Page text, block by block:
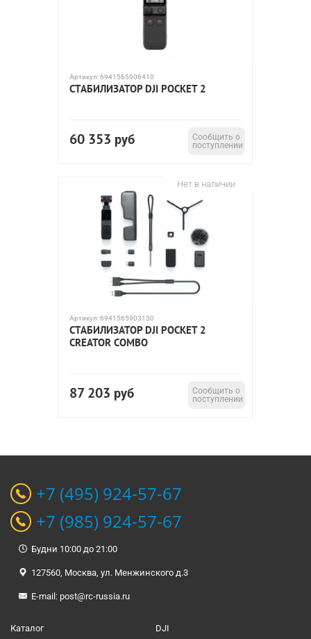
Артикул:6941565906410
СТАБИЛИЗАТОР DJI POCKET 2
60 353 руб
Сообщить о
поступлении
Нет в наличии
Артикул:6941565903150
СТАБИЛИЗАТОР DJI POCKET 2
CREATOR COMBO
87 203 руб
Сообщить о
поступлении
+7 (495) 924-57-67
+7 (985) 924-57-67
Будни 10:00 до 21:00
127560, Москва, ул. Менжинского д.3
E-mail: post@rc-russia.ru
Каталог
DJI